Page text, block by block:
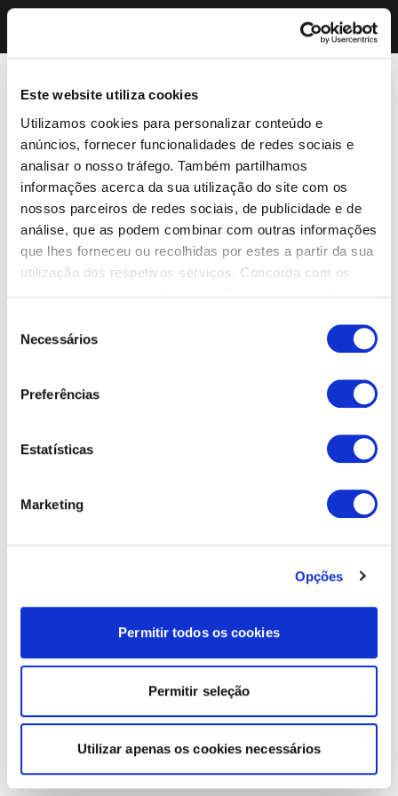
Este website utiliza cookies
Utilizamos cookies para personalizar conteúdo e
anúncios, fornecer funcionalidades de redes sociais e
analisar o nosso tráfego. Também partilhamos
informações acerca da sua utilização do site com os
nossos parceiros de redes sociais, de publicidade e de
análise, que as podem combinar com outras informações
que lhes forneceu ou recolhidas por estes a partir da sua
utilização dos respetivos serviços. Concorda com os
Necessários
Preferências
Estatísticas
Marketing
Opções
Permitir todos os cookies
Permitir seleção
Utilizar apenas os cookies necessários